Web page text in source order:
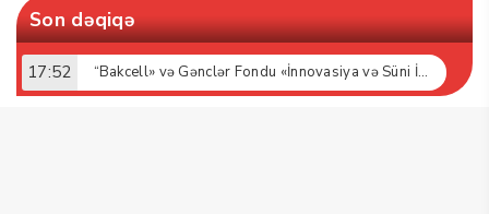
Son dəqiqə
17:52 “Bakcell» və Gənclər Fondu «İnnovasiya və Süni İntellekt» üzrə təqaüd proqramının qalibləri ilə görüş keçirib